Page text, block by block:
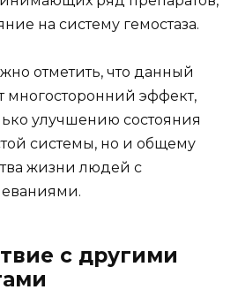
на систему гемостаза.
отметить, что данный
многосторонний эффект,
улучшению состояния
системы, но и общему
жизни людей с
с другими